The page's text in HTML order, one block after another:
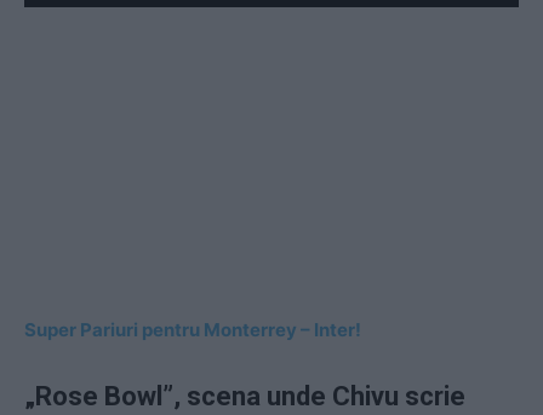
Super Pariuri pentru Monterrey – Inter!
„Rose Bowl”, scena unde Chivu scrie